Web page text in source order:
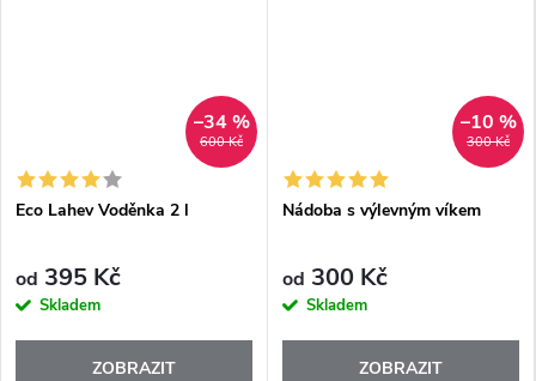
600 Kč
–34 %
Eco Lahev Voděnka 2 l
od 395 Kč
Skladem
ZOBRAZIT
300 Kč
–10 %
Nádoba s výlevným víkem
od 300 Kč
Skladem
ZOBRAZIT